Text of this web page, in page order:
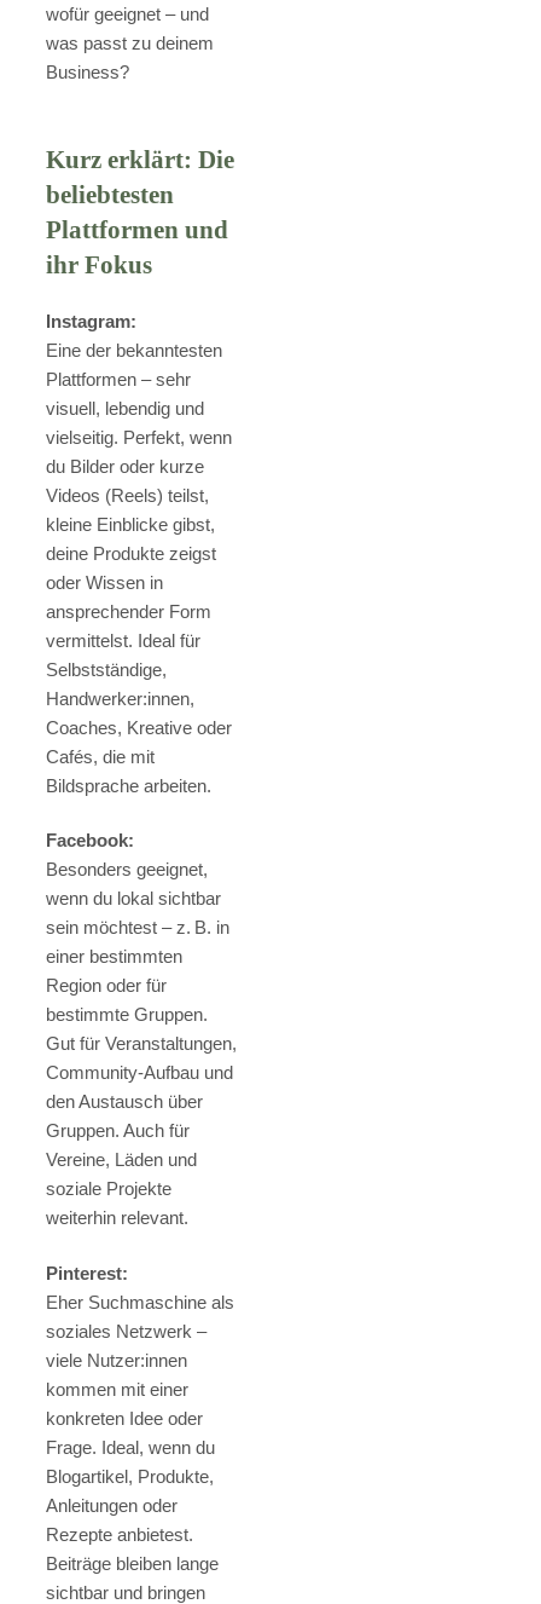
wofür geeignet – und
was passt zu deinem
Business?
Kurz erklärt: Die
beliebtesten
Plattformen und
ihr Fokus
Instagram:
Eine der bekanntesten
Plattformen – sehr
visuell, lebendig und
vielseitig. Perfekt, wenn
du Bilder oder kurze
Videos (Reels) teilst,
kleine Einblicke gibst,
deine Produkte zeigst
oder Wissen in
ansprechender Form
vermittelst. Ideal für
Selbstständige,
Handwerker:innen,
Coaches, Kreative oder
Cafés, die mit
Bildsprache arbeiten.
Facebook:
Besonders geeignet,
wenn du lokal sichtbar
sein möchtest – z. B. in
einer bestimmten
Region oder für
bestimmte Gruppen.
Gut für Veranstaltungen,
Community-Aufbau und
den Austausch über
Gruppen. Auch für
Vereine, Läden und
soziale Projekte
weiterhin relevant.
Pinterest:
Eher Suchmaschine als
soziales Netzwerk –
viele Nutzer:innen
kommen mit einer
konkreten Idee oder
Frage. Ideal, wenn du
Blogartikel, Produkte,
Anleitungen oder
Rezepte anbietest.
Beiträge bleiben lange
sichtbar und bringen